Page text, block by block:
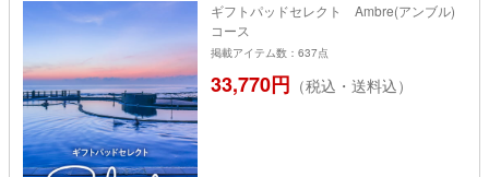
ギフトパッドセレクト Ambre(アンブル)
コース
掲載アイテム数：637点
33,770円 （税込・送料込）